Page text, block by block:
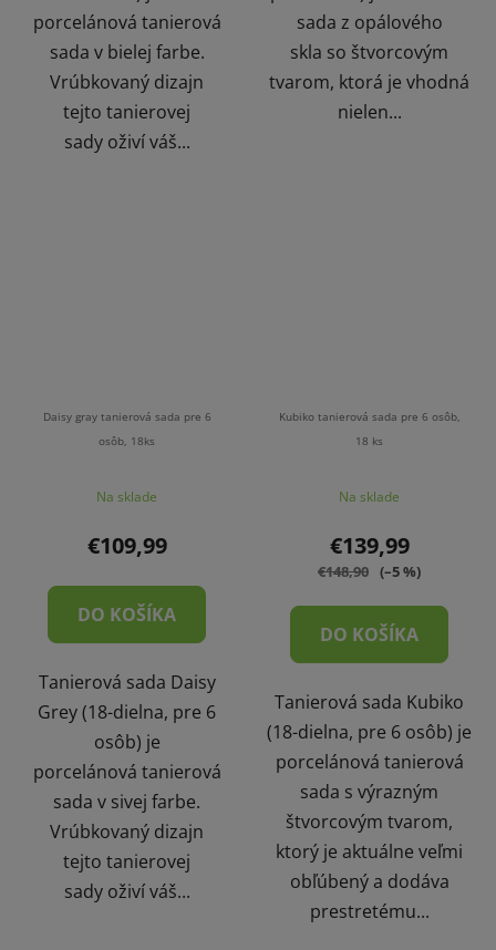
porcelánová tanierová
sada v bielej farbe.
Vrúbkovaný dizajn
tejto tanierovej
sady oživí váš...
sada z opálového
skla so štvorcovým
tvarom, ktorá je vhodná
nielen...
Daisy gray tanierová sada pre 6
osôb, 18ks
Na sklade
€109,99
DO KOŠÍKA
Tanierová sada Daisy
Grey (18-dielna, pre 6
osôb) je
porcelánová tanierová
sada v sivej farbe.
Vrúbkovaný dizajn
tejto tanierovej
sady oživí váš...
Kubiko tanierová sada pre 6 osôb,
18 ks
Na sklade
€139,99
€148,90 (–5 %)
DO KOŠÍKA
Tanierová sada Kubiko
(18-dielna, pre 6 osôb) je
porcelánová tanierová
sada s výrazným
štvorcovým tvarom,
ktorý je aktuálne veľmi
obľúbený a dodáva
prestretému...